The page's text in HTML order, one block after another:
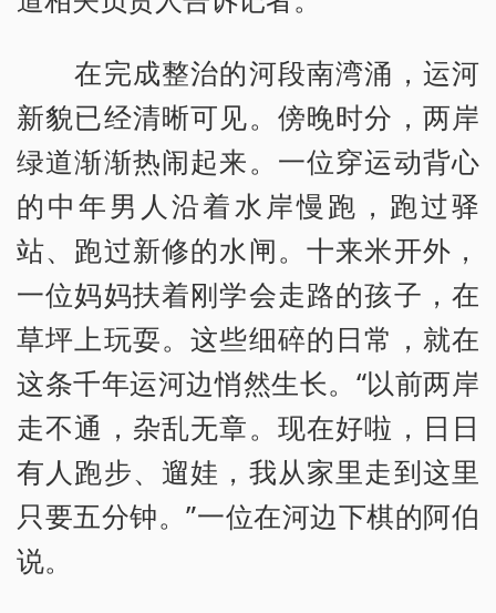
在完成整治的河段南湾涌，运河
新貌已经清晰可见。傍晚时分，两岸
绿道渐渐热闹起来。一位穿运动背心
的中年男人沿着水岸慢跑，跑过驿
站、跑过新修的水闸。十来米开外，
一位妈妈扶着刚学会走路的孩子，在
草坪上玩耍。这些细碎的日常，就在
这条千年运河边悄然生长。“以前两岸
走不通，杂乱无章。现在好啦，日日
有人跑步、遛娃，我从家里走到这里
只要五分钟。”一位在河边下棋的阿伯
说。